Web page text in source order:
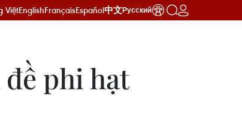
ViệtEnglishFrançaisEspañol中文Русский
phi hạt